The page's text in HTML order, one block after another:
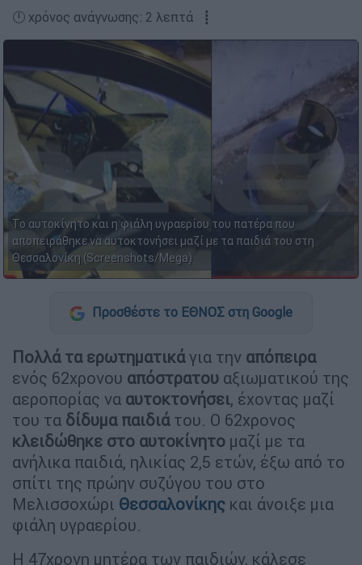
🕛 χρόνος ανάγνωσης: 2 λεπτά ┋
Το αυτοκίνητο και η φιάλη υγραερίου του πατέρα που
αποπειράθηκε να αυτοκτονήσει μαζί με τα παιδιά του στη
Θεσσαλονίκη (Screenshots/Mega)
Προσθέστε το ΕΘΝΟΣ στη Google
Πολλά τα ερωτηματικάγια την απόπειρα
ενός 62χρονου απόστρατου αξιωματικού της
αεροπορίας να αυτοκτονήσει, έχοντας μαζί
του τα δίδυμα παιδιάτου. Ο 62χρονος
κλειδώθηκε στο αυτοκίνητο μαζί με τα
ανήλικα παιδιά, ηλικίας 2,5 ετών, έξω από το
σπίτι της πρώην συζύγου του στο
Μελισσοχώρι Θεσσαλονίκης και άνοιξε μια
φιάλη υγραερίου.
Η 47χρονη μητέρα των παιδιών, κάλεσε